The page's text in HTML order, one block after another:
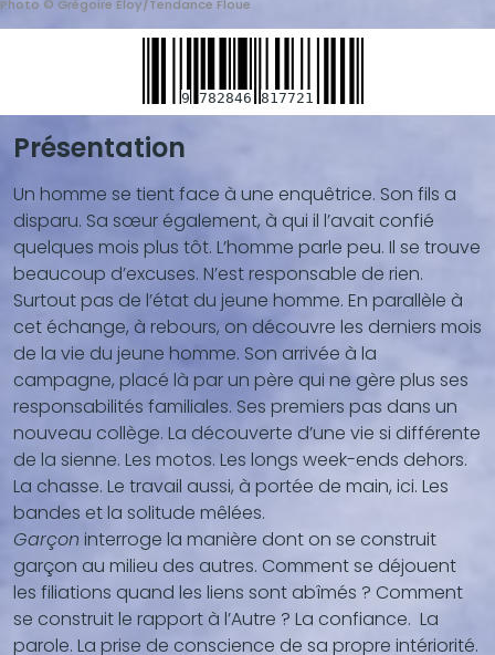
Photo © Grégoire Eloy/Tendance Floue
9 782846 817721
Blocs
contenu
(texte,
vidéo,
...)
Présentation
Un homme se tient face à une enquêtrice. Son fils a
disparu. Sa sœur également, à qui il l’avait confié
quelques mois plus tôt. L’homme parle peu. Il se trouve
beaucoup d’excuses. N’est responsable de rien.
Surtout pas de l’état du jeune homme. En parallèle à
cet échange, à rebours, on découvre les derniers mois
de la vie du jeune homme. Son arrivée à la
campagne, placé là par un père qui ne gère plus ses
responsabilités familiales. Ses premiers pas dans un
nouveau collège. La découverte d’une vie si différente
de la sienne. Les motos. Les longs week-ends dehors.
La chasse. Le travail aussi, à portée de main, ici. Les
bandes et la solitude mêlées.
Garçon interroge la manière dont on se construit
garçon au milieu des autres. Comment se déjouent
les filiations quand les liens sont abîmés ? Comment
se construit le rapport à l’Autre ? La confiance. La
parole. La prise de conscience de sa propre intériorité.